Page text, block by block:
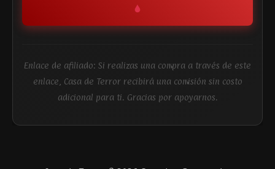
Enlace de afiliado: Si realizas una compra a través de este
enlace, Casa de Terror recibirá una comisión sin costo
adicional para ti. Gracias por apoyarnos.